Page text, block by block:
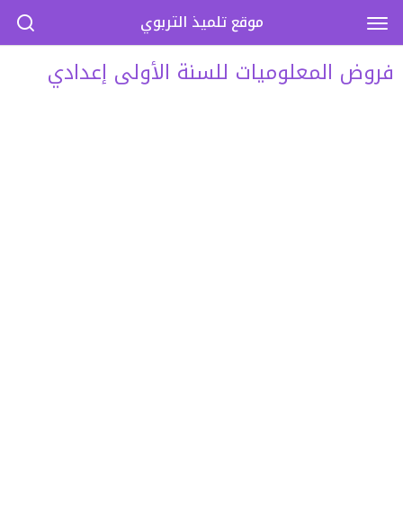
فروض المعلوميات للسنة الأولى إعدادي
موقع تلميذ التربوي